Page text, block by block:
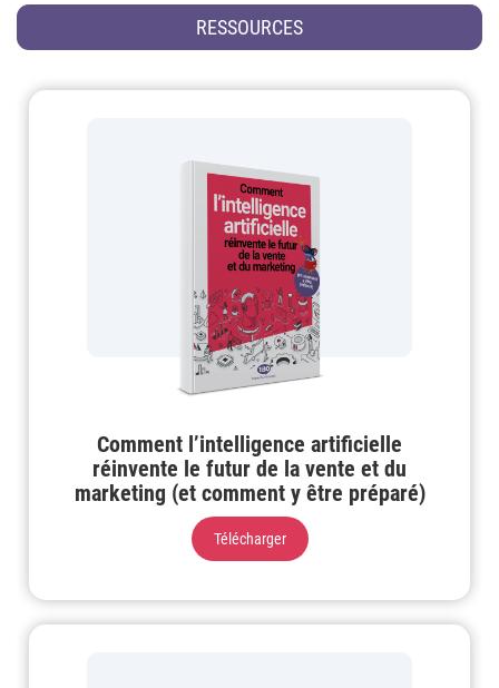
RESSOURCES
Comment l’intelligence artificielle
réinvente le futur de la vente et du
marketing (et comment y être préparé)
Télécharger